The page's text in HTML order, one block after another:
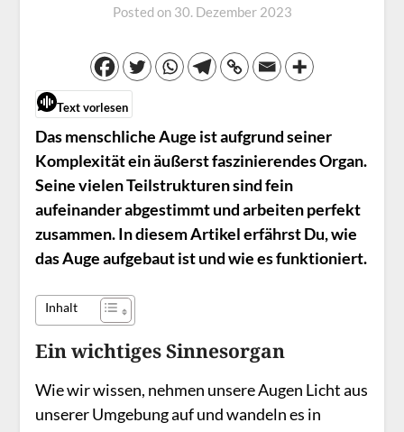
Posted on 30. Dezember 2023
Text vorlesen
Das menschliche Auge ist aufgrund seiner
Komplexität ein äußerst faszinierendes Organ.
Seine vielen Teilstrukturen sind fein
aufeinander abgestimmt und arbeiten perfekt
zusammen. In diesem Artikel erfährst Du, wie
das Auge aufgebaut ist und wie es funktioniert.
Inhalt
Ein wichtiges Sinnesorgan
Wie wir wissen, nehmen unsere Augen Licht aus
unserer Umgebung auf und wandeln es in